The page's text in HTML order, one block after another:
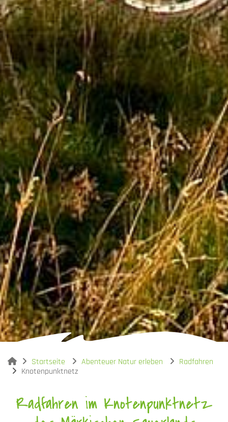
You are here:
Startseite Abenteuer Natur erleben
Radfahren
Knotenpunktnetz
Radfahren im Knotenpunktnetz